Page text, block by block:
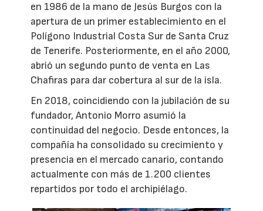
en 1986 de la mano de Jesús Burgos con la
apertura de un primer establecimiento en el
Polígono Industrial Costa Sur de Santa Cruz
de Tenerife. Posteriormente, en el año 2000,
abrió un segundo punto de venta en Las
Chafiras para dar cobertura al sur de la isla.
En 2018, coincidiendo con la jubilación de su
fundador, Antonio Morro asumió la
continuidad del negocio. Desde entonces, la
compañía ha consolidado su crecimiento y
presencia en el mercado canario, contando
actualmente con más de 1.200 clientes
repartidos por todo el archipiélago.